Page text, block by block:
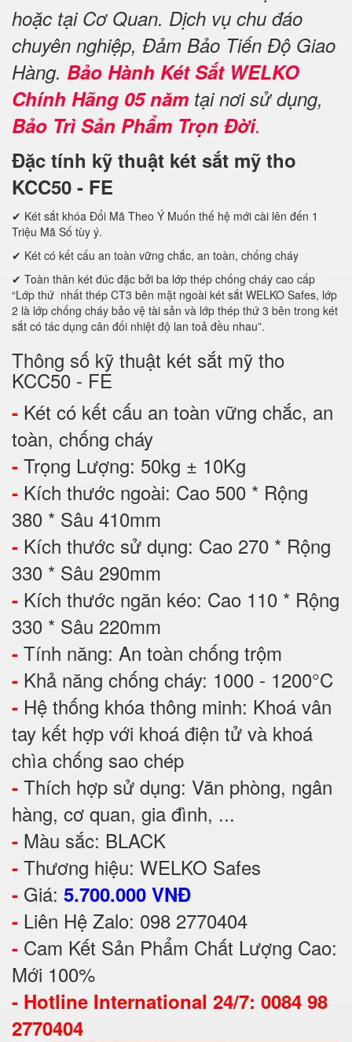
hoặc tại Cơ Quan. Dịch vụ chu đáo
chuyên nghiệp, Đảm Bảo Tiến Độ Giao
Hàng. Bảo Hành Két Sắt WELKO
Chính Hãng 05 năm tại nơi sử dụng,
Bảo Trì Sản Phẩm Trọn Đời.
Đặc tính kỹ thuật két sắt mỹ tho
KCC50 - FE
✔ Két sắt khóa Đổi Mã Theo Ý Muốn thế hệ mới cài lên đến 1
Triệu Mã Số tùy ý.
✔ Két có kết cấu an toàn vững chắc, an toàn, chống cháy
✔ Toàn thân két đúc đặc bởi ba lớp thép chống cháy cao cấp
“Lớp thứ nhất thép CT3 bên mặt ngoài két sắt WELKO Safes, lớp
2 là lớp chống cháy bảo vệ tài sản và lớp thép thứ 3 bên trong két
sắt có tác dụng cân đối nhiệt độ lan toả đều nhau”.
Thông số kỹ thuật két sắt mỹ tho
KCC50 - FE
- Két có kết cấu an toàn vững chắc, an
toàn, chống cháy
- Trọng Lượng: 50kg ± 10Kg
- Kích thước ngoài: Cao 500 * Rộng
380 * Sâu 410mm
- Kích thước sử dụng: Cao 270 * Rộng
330 * Sâu 290mm
- Kích thước ngăn kéo: Cao 110 * Rộng
330 * Sâu 220mm
- Tính năng: An toàn chống trộm
- Khả năng chống cháy: 1000 - 1200°C
- Hệ thống khóa thông minh: Khoá vân
tay kết hợp với khoá điện tử và khoá
chìa chống sao chép
- Thích hợp sử dụng: Văn phòng, ngân
hàng, cơ quan, gia đình, ...
- Màu sắc: BLACK
- Thương hiệu: WELKO Safes
- Giá: 5.700.000 VNĐ
- Liên Hệ Zalo: 098 2770404
- Cam Kết Sản Phẩm Chất Lượng Cao:
Mới 100%
- Hotline International 24/7: 0084 98
2770404